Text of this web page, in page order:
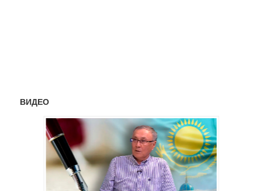
ВИДЕО